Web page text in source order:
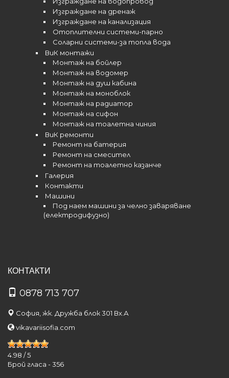
Изграждане на дренаж
Изграждане на канализация
Отоплителни системи-парно
Соларни системи-за топла вода
ВиК монтажи
Монтаж на бойлер
Монтаж на водомер
Монтаж на душ кабина
Монтаж на моноблок
Монтаж на радиатор
Монтаж на сифон
Монтаж на тоалетна чиния
ВиК ремонти
Ремонт на батерия
Ремонт на смесител
Ремонт на тоалетно казанче
Галерия
Контакти
Машини
Под наем машини за челно заваряване
(електродифузно)
КОНТАКТИ
0878 713 707
София, жк. Дружба блок 301 Вх.А
vikavariisofia.com
4.98 /5
Брой гласа -356